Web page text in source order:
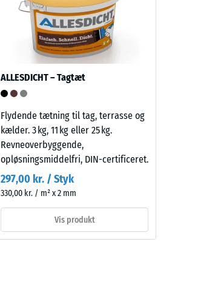
ALLESDICHT – Tagtæt
Flydende tætning til tag, terrasse og
kælder. 3 kg, 11 kg eller 25 kg.
Revneoverbyggende,
opløsningsmiddelfri, DIN-certificeret.
297,00 kr. / Styk
330,00 kr. / m² x 2 mm
Vis produkt